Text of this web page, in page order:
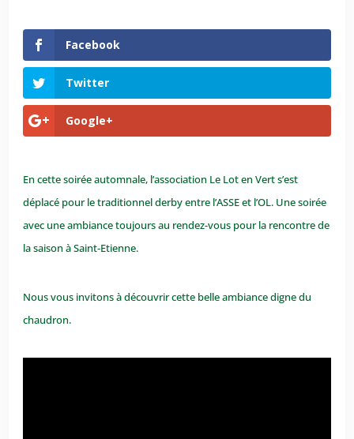
Facebook
Twitter
Google+
En cette soirée automnale, l’association Le Lot en Vert s’est
déplacé pour le traditionnel derby entre l’ASSE et l’OL. Une soirée
avec une ambiance toujours au rendez-vous pour la rencontre de
la saison à Saint-Etienne.
Nous vous invitons à découvrir cette belle ambiance digne du
chaudron.